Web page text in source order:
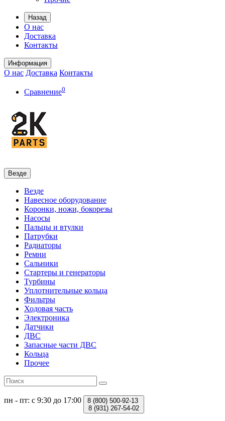
Назад
О нас
Доставка
Контакты
Информация
О нас Доставка Контакты
Сравнение0
Везде
Везде
Навесное оборудование
Коронки, ножи, бокорезы
Насосы
Пальцы и втулки
Патрубки
Радиаторы
Ремни
Сальники
Стартеры и генераторы
Турбины
Уплотнительные кольца
Фильтры
Ходовая часть
Электроника
Датчики
ДВС
Запасные части ДВС
Кольца
Прочее
пн - пт: с 9:30 до 17:00 8 (800) 500-92-13
8 (931) 267-54-02